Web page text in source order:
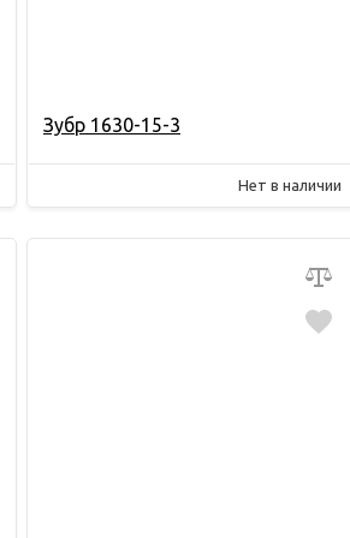
Зубр 1630-15-3
Нет в наличии